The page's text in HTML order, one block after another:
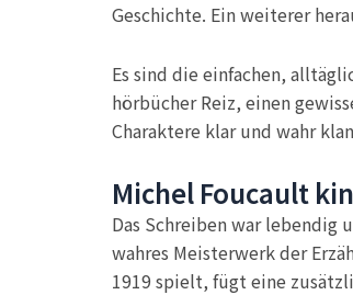
Geschichte. Ein weiterer
Es sind die einfachen,
hörbücher Reiz, einen
Charaktere klar und wahr
Michel Foucault
Das Schreiben war
wahres Meisterwerk der
1919 spielt, fügt eine